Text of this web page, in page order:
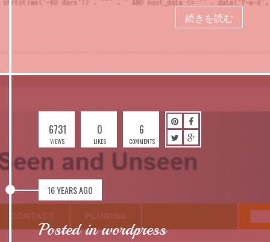
続きを読む
6731
VIEWS
0
LIKES
6
COMMENTS
16 YEARS AGO
Posted in wordpress